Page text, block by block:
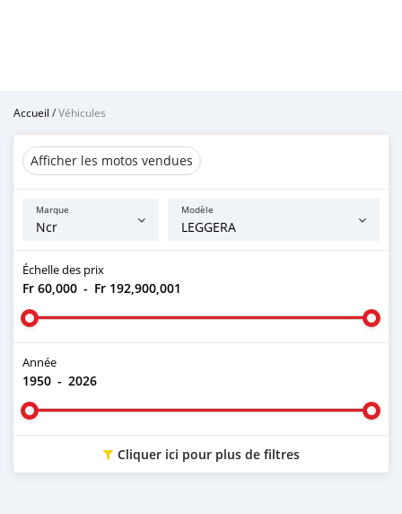
Accueil /Véhicules
Afficher les motos vendues
Marque Modèle
Échelle des prix
Fr 60,000 - Fr 192,900,001
Année
1950 - 2026
Cliquer ici pour plus de filtres